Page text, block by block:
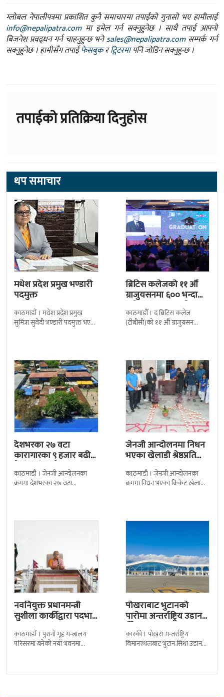
ग्लोबल नेपालीपत्रमा प्रकाशित कुनै समाचारमा तपाईंको गुनासो भए हामीलाई
info@nepalipatra.comमा इमेल गर्न सक्नुहुनेछ । साथै तपाई आफ्नो
बिजनेश प्रवद्र्धन गर्न चाहनुहुन्छ भनेsales@nepalipatra.comसम्पर्क गर्न
सक्नुहुनेछ । हामीसँग तपाईंफेसबुकरट्विटरमापनि जोडिन सक्नुहुन्छ ।
तपाईको प्रतिक्रिया दिनुहोस
थप समाचार
मधेश प्रदेश प्रमुख भण्डारी
पदमुक्त
काठमाडौं । मधेश प्रदेश प्रमुख
सुमित्रा सुवेदी भण्डारी पदमुक्त भएकी
ब्रिटिस कलेजको ११ औँ
ग्राजुयसनमा ६०० भन्दा
बढी ग्राजुयट सम्मानित
काठमाडौँ । द ब्रिटिस कलेज
(टीबीसी)को ११ औं ग्राजुयसन
देशभरका २७ वटा
कारागारका ९ हजार बढी
कैदीबन्दी अझै फरार
काठमाडौं । जेनजी आन्दोलनका
क्रममा देशभरका २७ वटा
जेनजी आन्दोलनमा निधन
भएका खेलाडी श्रेष्ठप्रति
श्रद्धाञ्जली
काठमाडौं । जेनजी आन्दोलनका
क्रममा निधन भएका क्रिकेट खेलाडी
नवनियुक्त प्रधानमन्त्री
सुशीला कार्कीद्वारा पदभार
काठमाडौं । पुरानो गृह मन्त्रालय
परिसरमा बनेको नयाँ भवनमा
नवनियुक्त
पोखराबाट भुटानको
पारोमा अन्तर्राष्ट्रिय उडान
हुँदै
कास्की । पोखरा अन्तर्राष्ट्रिय
विमानस्थलबाट भुटान सिधा उडान
लागेको हो